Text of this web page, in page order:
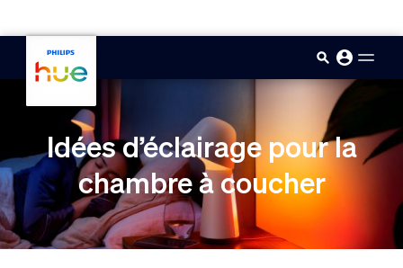
Idées d’éclairage pour la
chambre à coucher